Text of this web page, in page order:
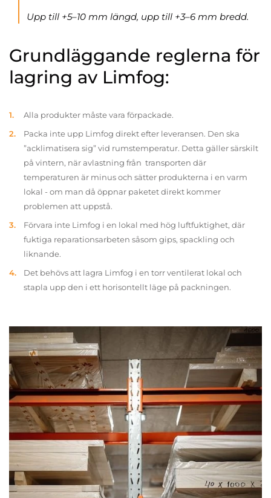
Upp till +5–10 mm längd, upp till +3–6 mm bredd.
Grundläggande reglerna för
lagring av Limfog:
Alla produkter måste vara förpackade.
Packa inte upp Limfog direkt efter leveransen. Den ska
”acklimatisera sig” vid rumstemperatur. Detta gäller särskilt
på vintern, när avlastning från transporten där
temperaturen är minus och sätter produkterna i en varm
lokal - om man då öppnar paketet direkt kommer
problemen att uppstå.
Förvara inte Limfog i en lokal med hög luftfuktighet, där
fuktiga reparationsarbeten såsom gips, spackling och
liknande.
Det behövs att lagra Limfog i en torr ventilerat lokal och
stapla upp den i ett horisontellt läge på packningen.